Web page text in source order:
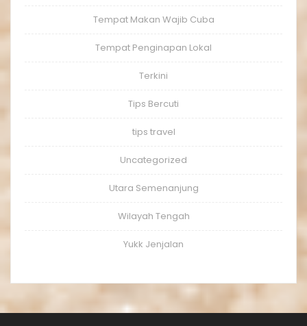
Tempat Makan Wajib Cuba
Tempat Penginapan Lokal
Terkini
Tips Bercuti
tips travel
Uncategorized
Utara Semenanjung
Wilayah Tengah
Yukk Jenjalan